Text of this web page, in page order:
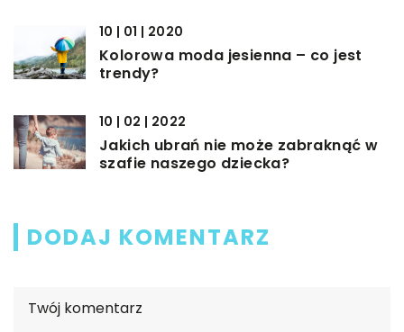
10 | 01 | 2020
Kolorowa moda jesienna – co jest
trendy?
10 | 02 | 2022
Jakich ubrań nie może zabraknąć w
szafie naszego dziecka?
DODAJ KOMENTARZ